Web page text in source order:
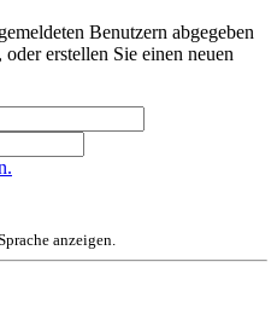
Benutzern abgegeben
erstellen Sie einen neuen
anzeigen.